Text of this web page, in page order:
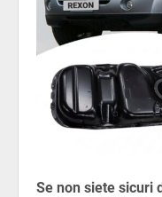
Se non siete sicuri